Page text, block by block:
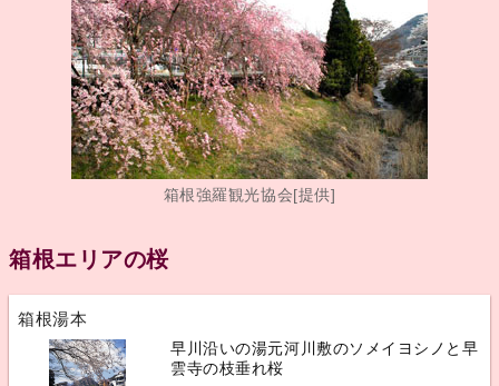
箱根強羅観光協会[提供]
箱根エリアの桜
箱根湯本
早川沿いの湯元河川敷のソメイヨシノと早
雲寺の枝垂れ桜